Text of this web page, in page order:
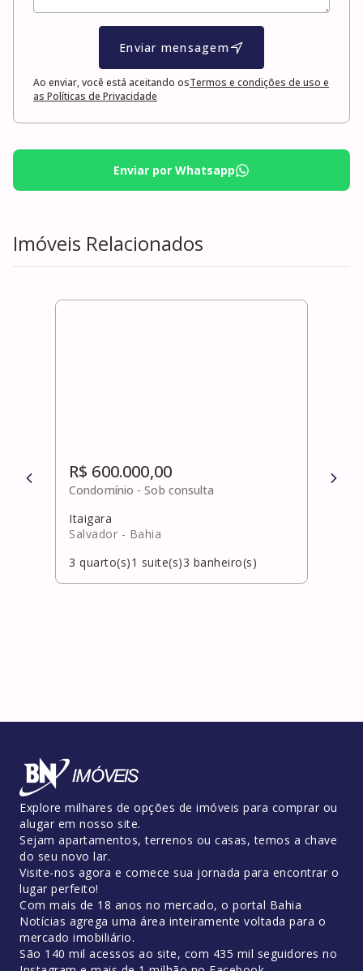
Enviar mensagem
Ao enviar, você está aceitando osTermos e condições de uso e
as Políticas de Privacidade
Enviar por Whatsapp
Imóveis Relacionados
R$ 600.000,00
Condomínio -Sob consulta
Itaigara
Salvador - Bahia
3 quarto(s)1 suite(s)3 banheiro(s)
R$
Explore milhares de opções de imóveis para comprar ou
alugar em nosso site.
Sejam apartamentos, terrenos ou casas, temos a chave
do seu novo lar.
Visite-nos agora e comece sua jornada para encontrar o
lugar perfeito!
Com mais de 18 anos no mercado, o portal Bahia
Notícias agrega uma área inteiramente voltada para o
mercado imobiliário.
São 140 mil acessos ao site, com 435 mil seguidores no